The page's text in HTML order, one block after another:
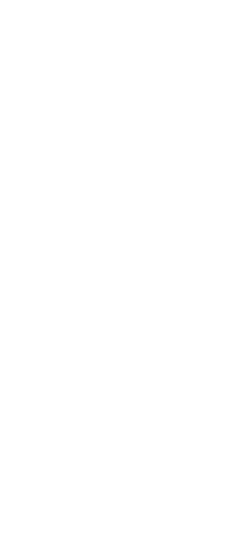
は開示しないようお願いしま
メンバーズにご登録され
当社および当社の共同利用者
で利用することをご了承くだ
明するものではありません。
期間は出荷製品に未対応品が
い限り、2022年1月12日よ
影響を及ぼさない年数を意
当該第三者に通知します。
がある場合は、取り引きをい
客様担当のオムロン制御